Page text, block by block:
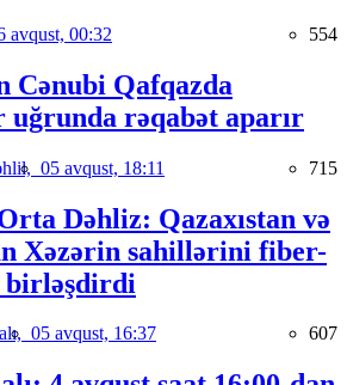
avqust, 00:32 554
Cənubi Qafqazda
rəqabət aparır
05 avqust, 18:11 715
Dəhliz: Qazaxıstan və
Xəzərin sahillərini fiber-
birləşdirdi
05 avqust, 16:37 607